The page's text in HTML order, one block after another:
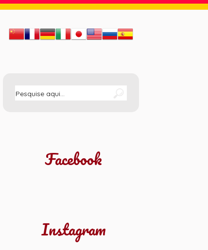
Facebook
Instagram